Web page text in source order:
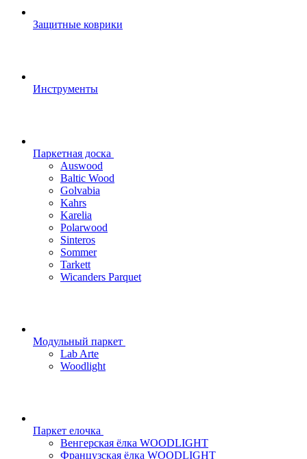
Защитные коврики
Инструменты
Паркетная доска
Auswood
Baltic Wood
Golvabia
Kahrs
Karelia
Polarwood
Sinteros
Sommer
Tarkett
Wicanders Parquet
Модульный паркет
Lab Arte
Woodlight
Паркет елочка
Венгерская ёлка WOODLIGHT
Французская ёлка WOODLIGHT